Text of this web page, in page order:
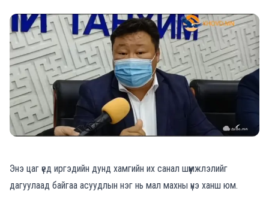
Энэ цаг үед иргэдийн дунд хамгийн их санал шүүмжлэлийг
дагуулаад байгаа асуудлын нэг нь мал махны үнэ ханш юм.